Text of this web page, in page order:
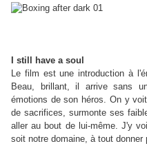
I still have a soul
Le film est une introduction à
Beau, brillant, il arrive sans
émotions de son héros. On y
de sacrifices, surmonte ses
aller au bout de lui-même. J'y
soit notre domaine, à tout